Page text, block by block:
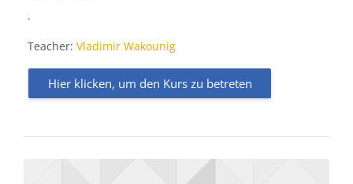
.
Teacher: Vladimir Wakounig
Hier klicken, um den Kurs zu betreten